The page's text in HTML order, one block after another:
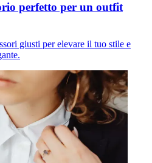
perfetto per un outfit
giusti per elevare il tuo stile e